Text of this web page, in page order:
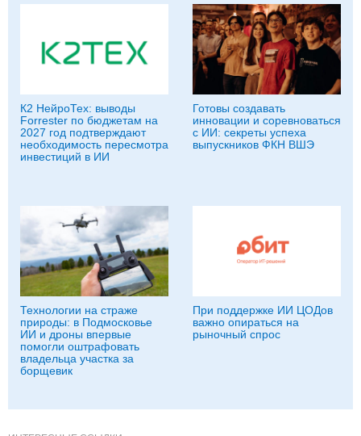
К2 НейроТех: выводы
Forrester по бюджетам на
2027 год подтверждают
необходимость пересмотра
инвестиций в ИИ
Готовы создавать
инновации и соревноваться
с ИИ: секреты успеха
выпускников ФКН ВШЭ
Технологии на страже
природы: в Подмосковье
ИИ и дроны впервые
помогли оштрафовать
владельца участка за
борщевик
При поддержке ИИ ЦОДов
важно опираться на
рыночный спрос